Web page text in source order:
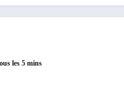
les 5 mins